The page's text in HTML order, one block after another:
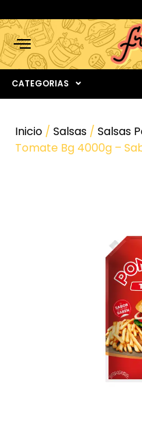
CATEGORIAS
Inicio /Salsas /Salsas
Tomate Bg 4000g –